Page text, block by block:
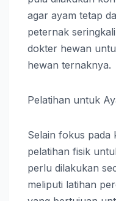
agar ayam tetap
peternak
dokter hewan
hewan ternaknya.
Pelatihan untuk
Selain fokus pada
pelatihan fisik
perlu dilakukan
meliputi latihan